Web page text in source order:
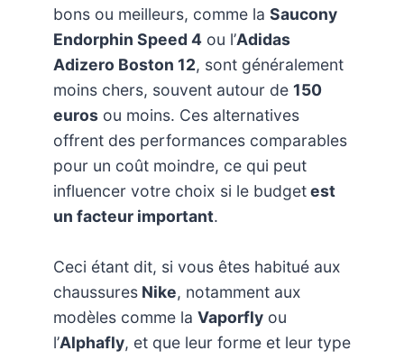
bons ou meilleurs, comme la Saucony
Endorphin Speed 4 ou l’Adidas
Adizero Boston 12, sont généralement
moins chers, souvent autour de 150
euros ou moins. Ces alternatives
offrent des performances comparables
pour un coût moindre, ce qui peut
influencer votre choix si le budgetest
un facteur important.
Ceci étant dit, si vous êtes habitué aux
chaussures Nike, notamment aux
modèles comme la Vaporfly ou
l’Alphafly, et que leur forme et leur type